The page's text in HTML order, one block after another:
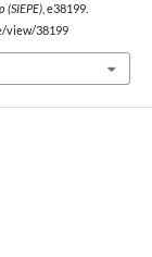
(SIEPE), e38199.
view/38199